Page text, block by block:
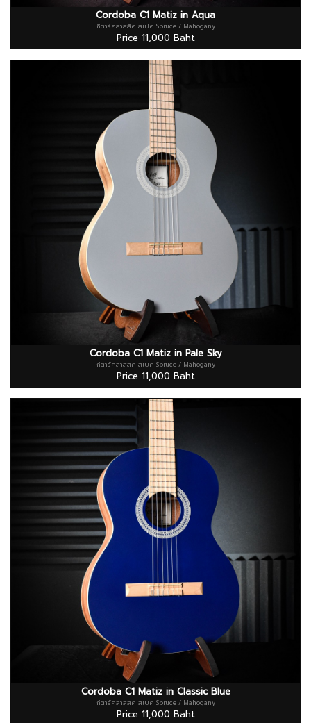
Cordoba C1 Matiz in Aqua
กีตาร์คลาสสิค สเปค Spruce / Mahogany
Price 11,000 Baht
Cordoba C1 Matiz in Pale Sky
กีตาร์คลาสสิค สเปค Spruce / Mahogany
Price 11,000 Baht
Cordoba C1 Matiz in Classic Blue
กีตาร์คลาสสิค สเปค Spruce / Mahogany
Price 11,000 Baht